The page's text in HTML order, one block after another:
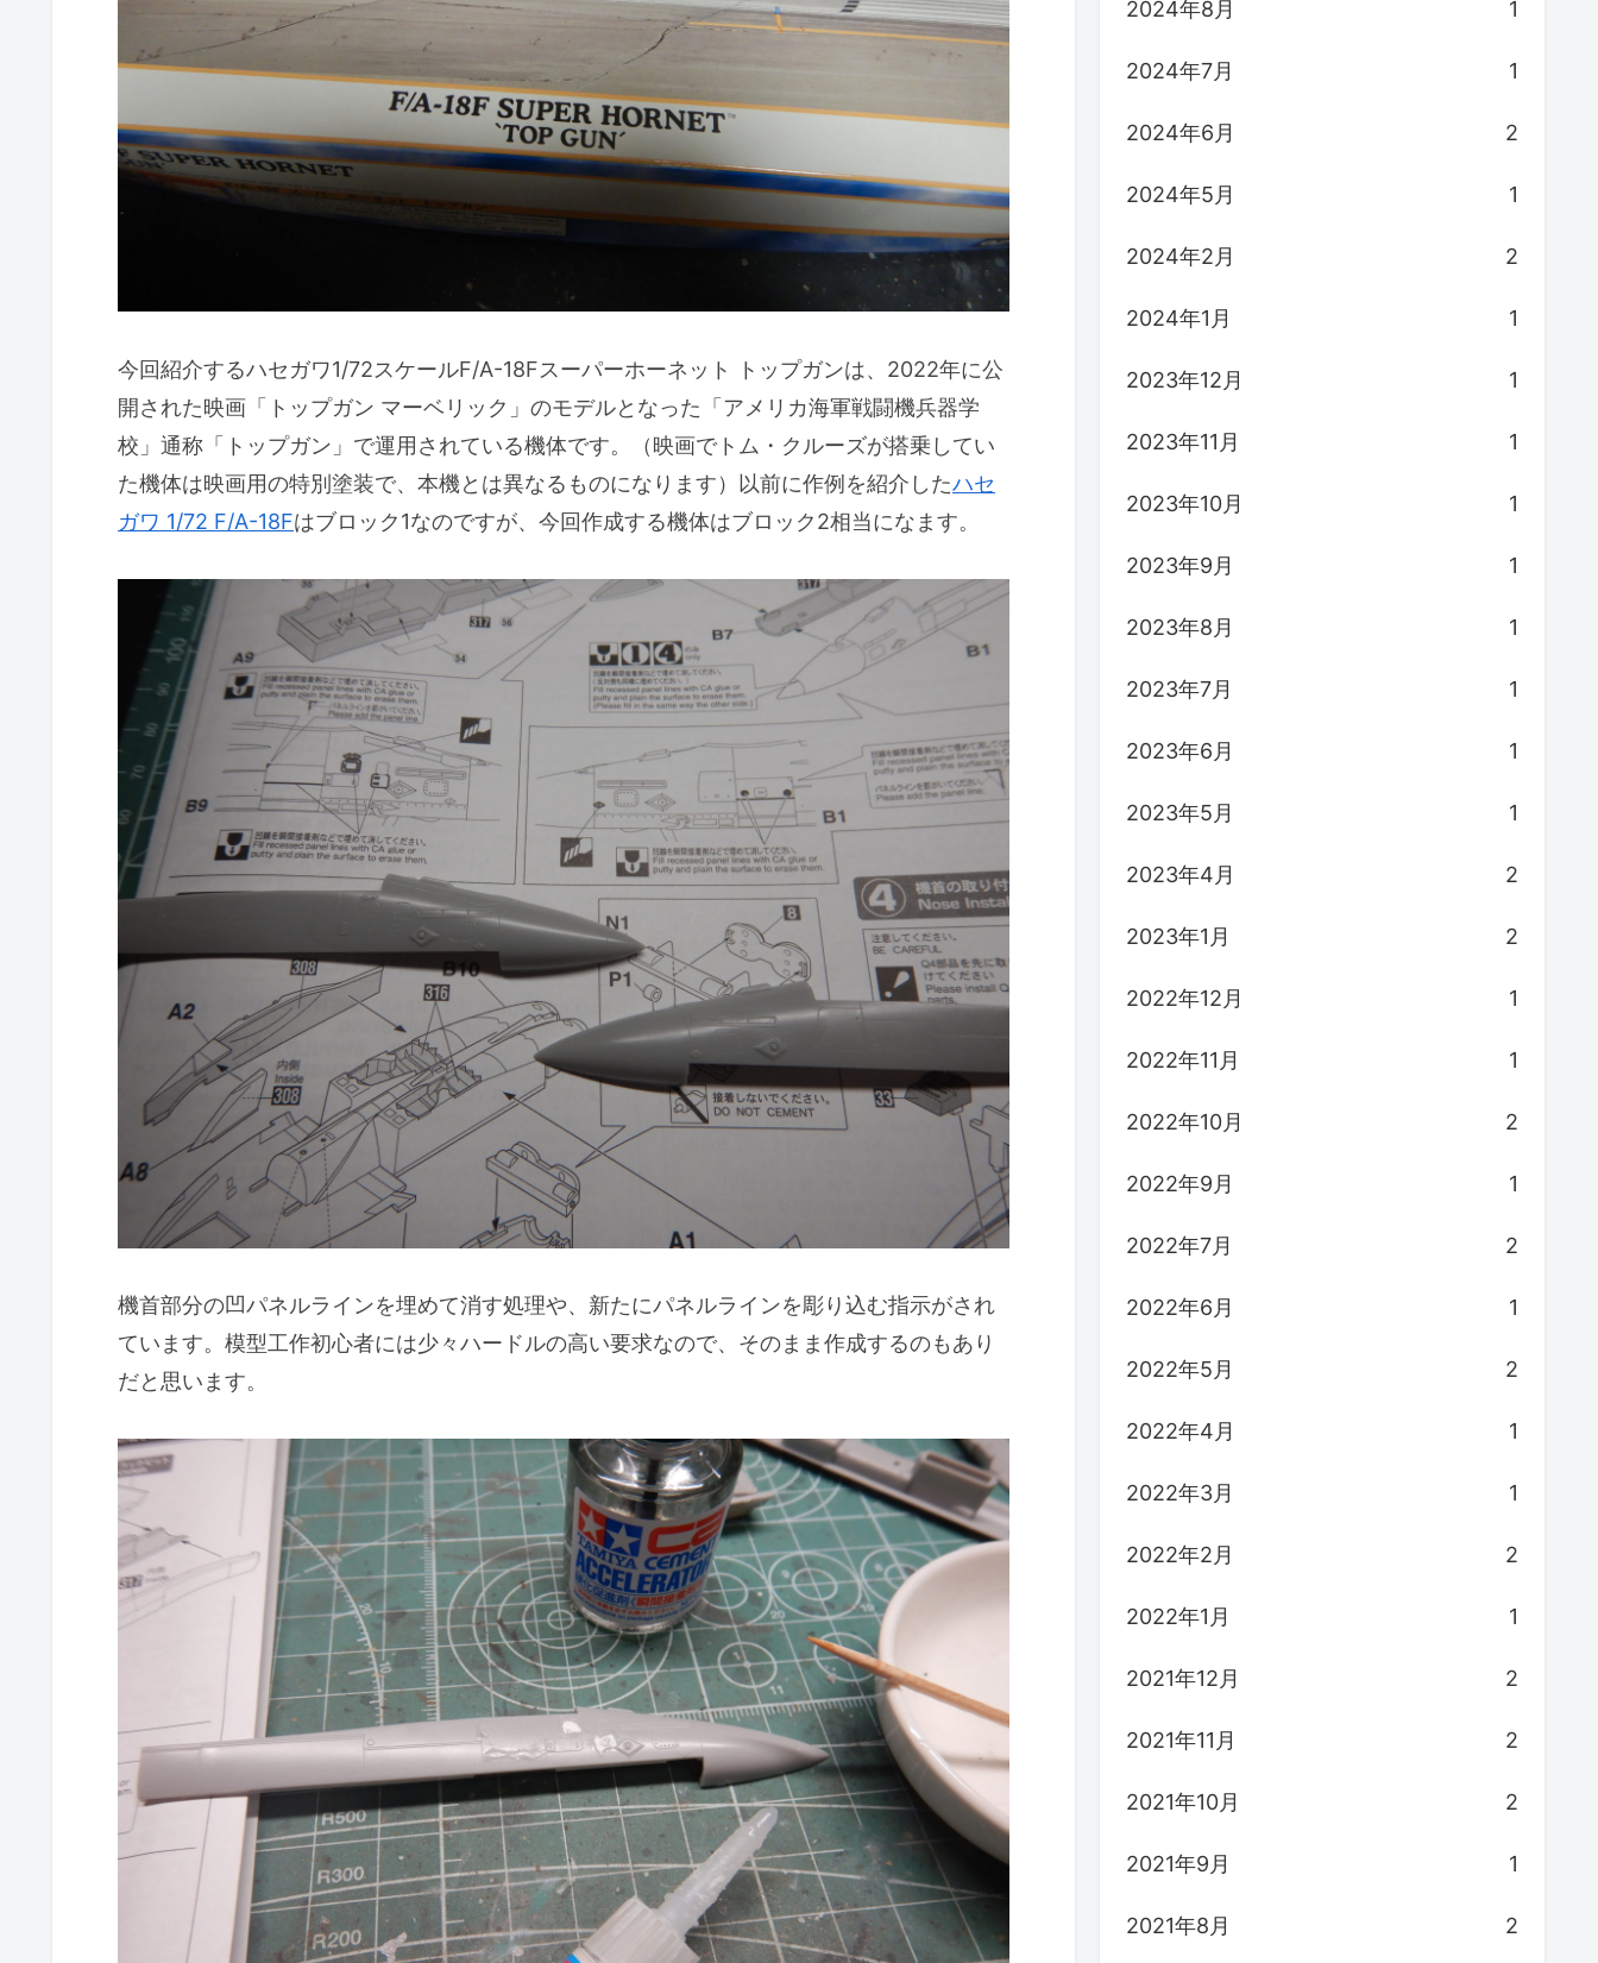
今回紹介するハセガワ1/72スケールF/A-18Fスーパーホーネット トップガンは、2022年に公
開された映画「トップガン マーベリック」のモデルとなった「アメリカ海軍戦闘機兵器学
校」通称「トップガン」で運用されている機体です。（映画でトム・クルーズが搭乗してい
た機体は映画用の特別塗装で、本機とは異なるものになります）以前に作例を紹介したハセ
ガワ 1/72 F/A-18Fはブロック1なのですが、今回作成する機体はブロック2相当になます。
機首部分の凹パネルラインを埋めて消す処理や、新たにパネルラインを彫り込む指示がされ
ています。模型工作初心者には少々ハードルの高い要求なので、そのまま作成するのもあり
だと思います。
2024年8月 1
2024年7月 1
2024年6月 2
2024年5月 1
2024年2月 2
2024年1月 1
2023年12月 1
2023年11月 1
2023年10月 1
2023年9月 1
2023年8月 1
2023年7月 1
2023年6月 1
2023年5月 1
2023年4月 2
2023年1月 2
2022年12月 1
2022年11月 1
2022年10月 2
2022年9月 1
2022年7月 2
2022年6月 1
2022年5月 2
2022年4月 1
2022年3月 1
2022年2月 2
2022年1月 1
2021年12月 2
2021年11月 2
2021年10月 2
2021年9月 1
2021年8月 2